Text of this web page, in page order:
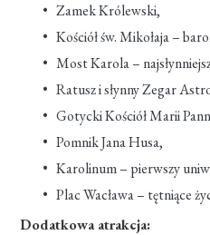
Zamek Królewski,
Kościół św. Mikołaja –
Most Karola –
Ratusz i słynny Zegar
Gotycki Kościół Marii
Pomnik Jana Husa,
Karolinum – pierwszy
Plac Wacława – tętniące
Dodatkowa atrakcja: